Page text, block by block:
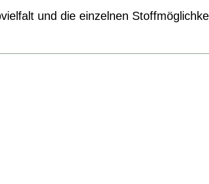
und die einzelnen